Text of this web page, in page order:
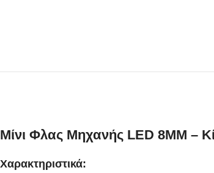
Μίνι Φλας Μηχανής LED 8MM –
Χαρακτηριστικά: